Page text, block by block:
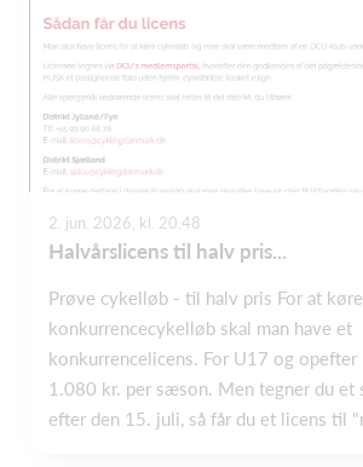
2. jun. 2026, kl. 20.48
Halvårslicens til halv pris...
Prøve cykelløb - til halv pris For at køre
konkurrencecykelløb skal man have et
konkurrencelicens. For U17 og
1.080 kr. per sæson. Men tegner du et
efter den 15. juli, så får du et licens til